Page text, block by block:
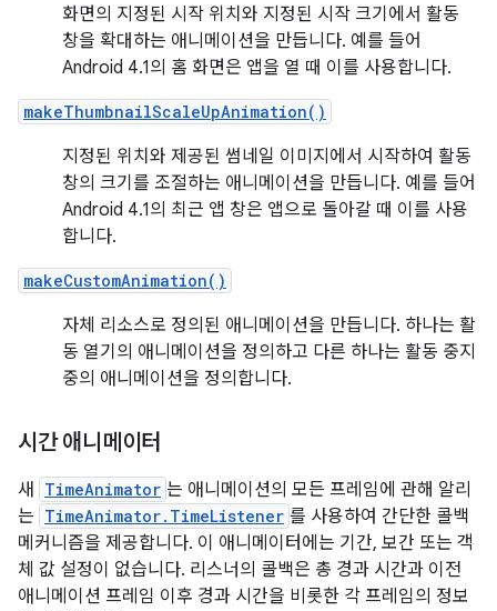
화면의 지정된 시작 위치와 지정된 시작 크기에서 활동
창을 확대하는 애니메이션을 만듭니다. 예를 들어
Android 4.1의 홈 화면은 앱을 열 때 이를 사용합니다.
makeThumbnailScaleUpAnimation()
지정된 위치와 제공된 썸네일 이미지에서 시작하여 활동
창의 크기를 조절하는 애니메이션을 만듭니다. 예를 들어
Android 4.1의 최근 앱 창은 앱으로 돌아갈 때 이를 사용
합니다.
makeCustomAnimation()
자체 리소스로 정의된 애니메이션을 만듭니다. 하나는 활
동 열기의 애니메이션을 정의하고 다른 하나는 활동 중지
중의 애니메이션을 정의합니다.
시간 애니메이터
새 TimeAnimator 는 애니메이션의 모든 프레임에 관해 알리
는 TimeAnimator.TimeListener 를 사용하여 간단한 콜백
메커니즘을 제공합니다. 이 애니메이터에는 기간, 보간 또는 객
체 값 설정이 없습니다. 리스너의 콜백은 총 경과 시간과 이전
애니메이션 프레임 이후 경과 시간을 비롯한 각 프레임의 정보